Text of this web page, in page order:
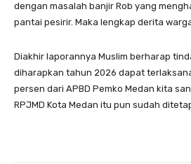
dengan masalah banjir Rob yang
pantai pesirir. Maka lengkap derita
Diakhir laporannya Muslim berharap
diharapkan tahun 2026 dapat
persen dari APBD Pemko Medan kita
RPJMD Kota Medan itu pun sudah